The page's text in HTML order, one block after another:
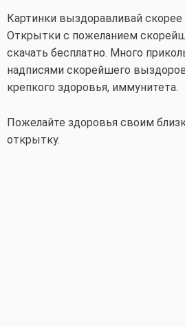
Картинки выздоравливай скорее
Открытки с пожеланием
скачать бесплатно. Много
надписями скорейшего
крепкого здоровья, иммунитета.
Пожелайте здоровья своим
открытку.